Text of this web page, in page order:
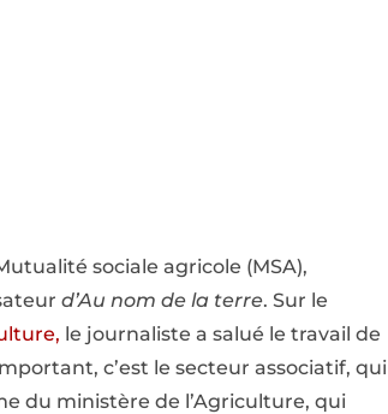
sociale agricole (MSA),
d’Au nom de la terre. Sur le
le journaliste a salué le travail de
c’est le secteur associatif, qui
du ministère de l’Agriculture, qui